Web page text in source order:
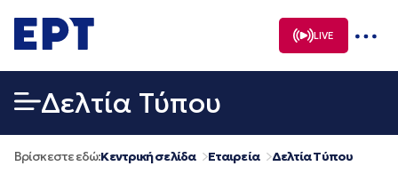
σε
περιεχόμενο
LIVE
Δελτία Τύπου
Βρίσκεστε εδώ:Κεντρική σελίδα Εταιρεία Δελτία Τύπου